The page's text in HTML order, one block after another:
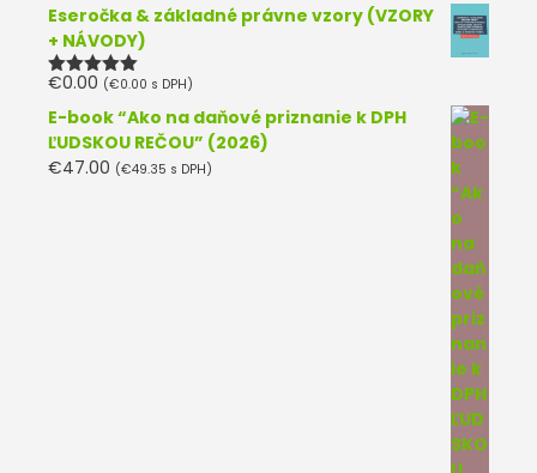
Eseročka & základné právne vzory (VZORY
+ NÁVODY)
Hodnotenie
€0.00 (€0.00 s DPH)
E-book “Ako na daňové priznanie k DPH
ĽUDSKOU REČOU” (2026)
€47.00 (€49.35 s DPH)